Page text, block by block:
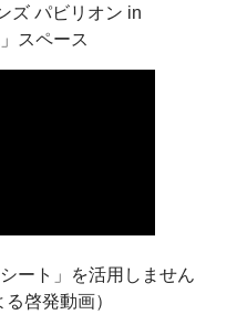
ズ パビリオン in
スペース
ート」を活用しません
啓発動画）